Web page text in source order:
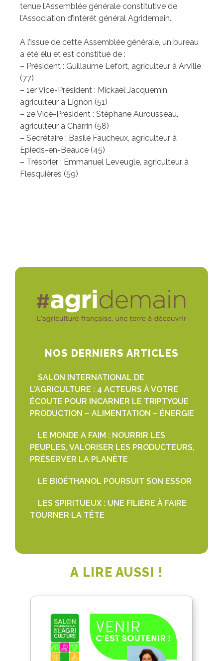
tenue l’Assemblée générale constitutive de
l’Association d’intérêt général Agridemain.
A l’issue de cette Assemblée générale, un bureau
a été élu et est constitué de :
– Président : Guillaume Lefort, agriculteur à Arville
(77)
– 1er Vice-Président : Mickaël Jacquemin,
agriculteur à Lignon (51)
– 2e Vice-Président : Stéphane Aurousseau,
agriculteur à Charrin (58)
– Secrétaire : Basile Faucheux, agriculteur à
Epieds-en-Beauce (45)
– Trésorier : Emmanuel Leveugle, agriculteur à
Flesquières (59)
NOS DERNIERS ARTICLES
SALON INTERNATIONAL DE
L’AGRICULTURE : 4 ACTEURS À VOTRE
ÉCOUTE POUR INCARNER LE TRIPTYQUE
PRODUCTION – ALIMENTATION – ÉNERGIE
LE MONDE A FAIM : NOURRIR LES
PEUPLES, VALORISER LES PRODUCTEURS,
PRÉSERVER LA PLANÈTE
LE BIOÉTHANOL POURSUIT SON ESSOR
LES SPIRITUEUX : UNE FILIÈRE À FAIRE
TOURNER LA TÊTE
A LIRE AUSSI !